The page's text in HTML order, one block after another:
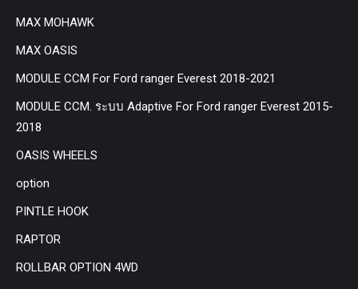
MAX MOHAWK
MAX OASIS
MODULE CCM For Ford ranger Everest 2018-2021
MODULE CCM. ระบบ Adaptive For Ford ranger Everest 2015-
2018
OASIS WHEELS
option
PINTLE HOOK
RAPTOR
ROLLBAR OPTION 4WD